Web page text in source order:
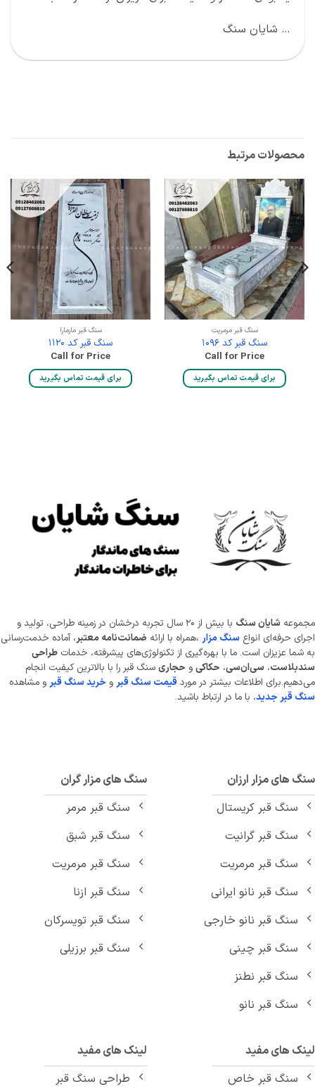
… شایان سنگ
محصولات مرتبط
سنگ قبر مرمریت
سنگ قبر کد 1096
Call for Price
برای قیمت تماس بگیرید
سنگ قبر مارمارا
سنگ قبر کد 1120
Call for Price
برای قیمت تماس بگیرید
شایان سنگ
با بیش از ۲۰ سال تجربه درخشان در زمینه طراحی، تولید و
حرفه‌ای انواعسنگ مزار،همراه با ارائهضمانت‌نامه معتبر، آماده خدمت‌رسانی
عزیزان است. ما با بهره‌گیری از تکنولوژی‌های پیشرفته، خدماتطراحی
،سی‌ان‌سی،حکاکیوحجاریسنگ قبر را با بالاترین کیفیت انجام
اطلاعات بیشتر در موردقیمت سنگ قبرو خرید سنگ قبرو مشاهده
قبر جدید، با ما در ارتباط باشید.
های مزار ارزان
سنگ قبر کریستال
سنگ قبر گرانیت
سنگ قبر مرمریت
سنگ قبر نانو ایرانی
سنگ قبر نانو خارجی
سنگ قبر چینی
سنگ قبر نطنز
سنگ قبر نانو
سنگ های مزار گران
سنگ قبر مرمر
سنگ قبر شبق
سنگ قبر مرمریت
سنگ قبر ازنا
سنگ قبر تویسرکان
سنگ قبر برزیلی
های مفید
سنگ قبر خاص
لینک های مفید
طراحی سنگ قبر